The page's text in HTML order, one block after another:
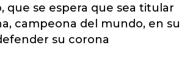
que se espera que sea titular
campeona del mundo, en su
su corona